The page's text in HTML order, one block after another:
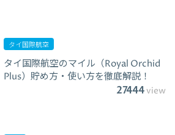
タイ国際航空
タイ国際航空のマイル（Royal Orchid
Plus）貯め方・使い方を徹底解説！
27444view